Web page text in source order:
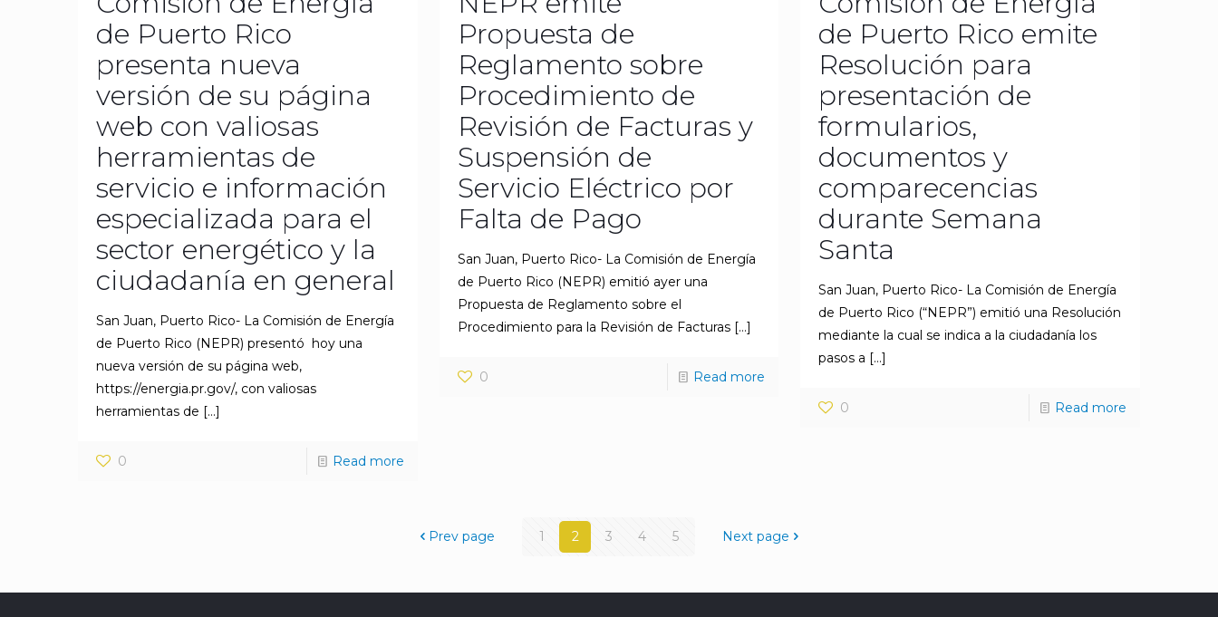
de Puerto Rico
presenta nueva
versión de su página
web con valiosas
herramientas de
servicio e información
especializada para el
sector energético y la
ciudadanía en general
San Juan, Puerto Rico- La Comisión de Energía
de Puerto Rico (NEPR) presentó hoy una
nueva versión de su página web,
https://energia.pr.gov/, con valiosas
herramientas de […]
0 Read more
Propuesta de
Reglamento sobre
Procedimiento de
Revisión de Facturas y
Suspensión de
Servicio Eléctrico por
Falta de Pago
San Juan, Puerto Rico- La Comisión de Energía
de Puerto Rico (NEPR) emitió ayer una
Propuesta de Reglamento sobre el
Procedimiento para la Revisión de Facturas[…]
0 Read more
de Puerto Rico emite
Resolución para
presentación de
formularios,
documentos y
comparecencias
durante Semana
Santa
San Juan, Puerto Rico- La Comisión de Energía
de Puerto Rico (“NEPR”) emitió una Resolución
mediante la cual se indica a la ciudadanía los
pasos a […]
0 Read more
Prev page 1 2 3 4 5 Next page